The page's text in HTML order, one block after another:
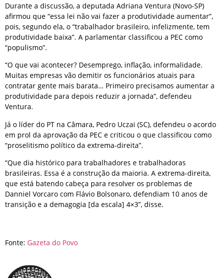
Durante a discussão, a deputada Adriana Ventura (Novo-SP)
afirmou que “essa lei não vai fazer a produtividade aumentar”,
pois, segundo ela, o “trabalhador brasileiro, infelizmente, tem
produtividade baixa”. A parlamentar classificou a PEC como
“populismo”.
“O que vai acontecer? Desemprego, inflação, informalidade.
Muitas empresas vão demitir os funcionários atuais para
contratar gente mais barata… Primeiro precisamos aumentar a
produtividade para depois reduzir a jornada”, defendeu
Ventura.
Já o líder do PT na Câmara, Pedro Uczai (SC), defendeu o acordo
em prol da aprovação da PEC e criticou o que classificou como
“proselitismo político da extrema-direita”.
“Que dia histórico para trabalhadores e trabalhadoras
brasileiras. Essa é a construção da maioria. A extrema-direita,
que está batendo cabeça para resolver os problemas de
Danniel Vorcaro com Flávio Bolsonaro, defendiam 10 anos de
transição e a demagogia [da escala] 4×3”, disse.
Fonte: Gazeta do Povo